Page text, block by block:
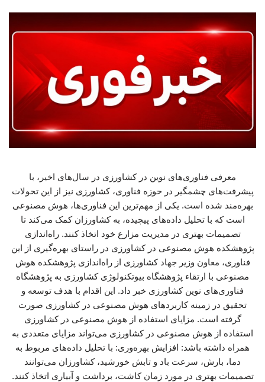
معرفی فناوری‌های نوین در کشاورزی در سال‌های اخیر، با
پیشرفت‌های چشمگیر در حوزه فناوری، کشاورزی نیز از این تحولات
بهره‌مند شده است. یکی از مهم‌ترین این فناوری‌ها، هوش مصنوعی
است که با تحلیل داده‌های پیچیده، به کشاورزان کمک می‌کند تا
تصمیمات بهتری در مدیریت مزارع خود اتخاذ کنند. راه‌اندازی
پژوهشکده هوش مصنوعی در کشاورزی در راستای بهره‌گیری از این
فناوری، معاون وزیر جهاد کشاورزی از راه‌اندازی پژوهشکده هوش
مصنوعی با ارتقاء پژوهشگاه بیوتکنولوژی کشاورزی به پژوهشگاه
فناوری‌های نوین کشاورزی خبر داد. این اقدام با هدف توسعه و
تحقیق در زمینه کاربردهای هوش مصنوعی در کشاورزی صورت
گرفته است. مزایای استفاده از هوش مصنوعی در کشاورزی
استفاده از هوش مصنوعی در کشاورزی می‌تواند مزایای متعددی به
همراه داشته باشد: افزایش بهره‌وری: با تحلیل داده‌های مربوط به
دما، بارش، سرعت باد و تابش خورشید، کشاورزان می‌توانند
تصمیمات بهتری در مورد زمان کاشت، برداشت و آبیاری اتخاذ کنند.